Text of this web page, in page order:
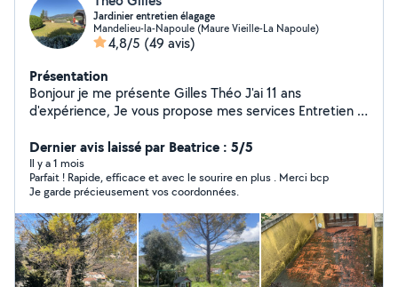
Jardinier entretien élagage
Mandelieu-la-Napoule (Maure Vieille-La Napoule)
4,8/5 (49 avis)
Présentation
Bonjour je me présente Gilles Théo J'ai 11 ans
d'expérience, Je vous propose mes services Entretien :
,évacuation des déchet ,élagage Je suis auto
entrepreneur Tarif /35 de l'heure pour 2 personnes Ou
forfait Celon la prestation
Dernier avis laissé par Beatrice : 5/5
Il y a 1 mois
Parfait ! Rapide, efficace et avec le sourire en plus . Merci bcp
Je garde précieusement vos coordonnées.